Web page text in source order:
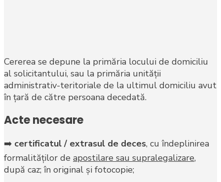
Cererea se depune la primăria locului de domiciliu
al solicitantului, sau la primăria unităţii
administrativ-teritoriale de la ultimul domiciliu avut
în ţară de către persoana decedată.
Acte necesare
➡️ certificatul / extrasul de deces, cu îndeplinirea
formalităţilor de apostilare sau supralegalizare,
după caz; în original şi fotocopie;